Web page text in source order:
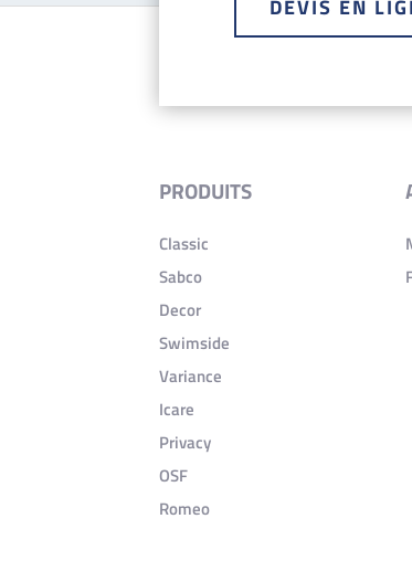
DEVIS EN
PRODUITS
Classic
Sabco
Decor
Swimside
Variance
Icare
Privacy
OSF
Romeo